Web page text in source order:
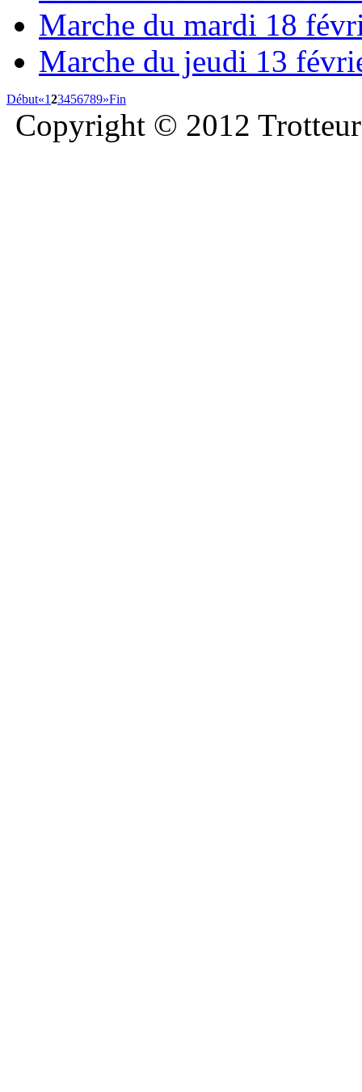
Marche du mardi 18
Marche du jeudi 13
Début«123456789»Fin
Copyright © 2012